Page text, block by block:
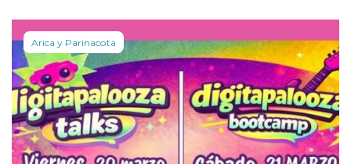
Arica y Parinacota